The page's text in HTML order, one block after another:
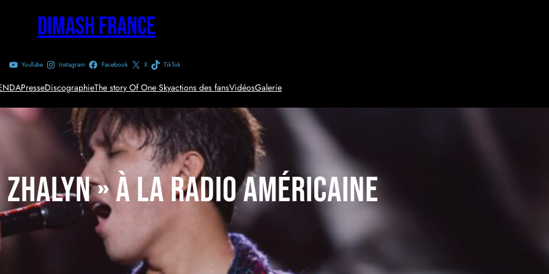
Dimash France
YouTube Instagram Facebook X TikTok
PresseDiscographieThe story Of One Skyactions des fansVidéosGalerie
Zhalyn » à la radio américaine